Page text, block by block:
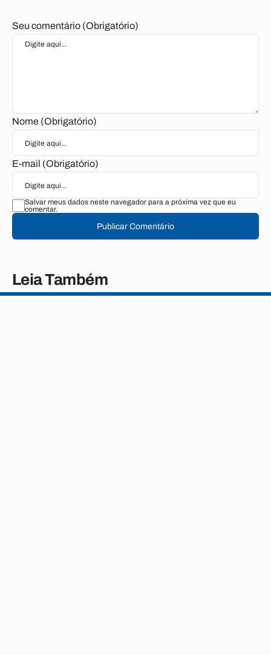
Seu comentário (Obrigatório)
Nome (Obrigatório)
E-mail (Obrigatório)
Salvar meus dados neste navegador para a próxima vez que eu
comentar.
Publicar Comentário
Leia Também